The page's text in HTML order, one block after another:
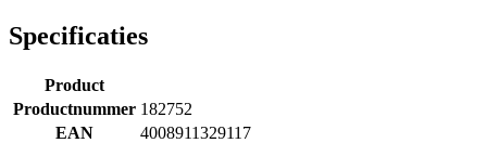
Specificaties
Product
Productnummer 182752
EAN
4008911329117